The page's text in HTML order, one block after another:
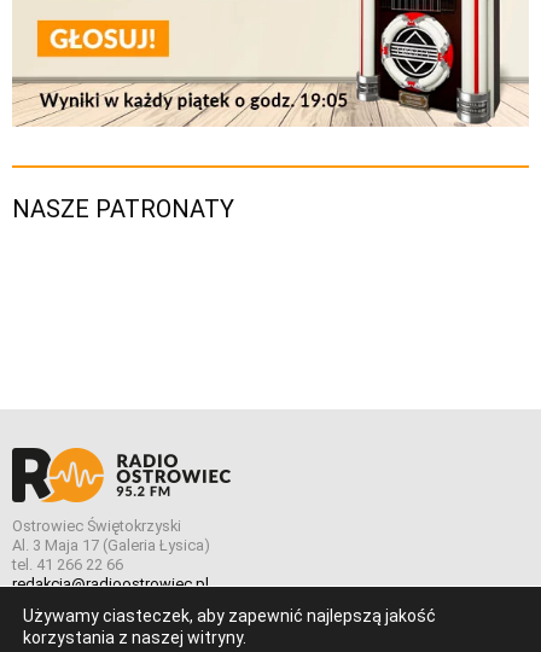
NASZE PATRONATY
Ostrowiec Świętokrzyski
Al. 3 Maja 17 (Galeria Łysica)
tel. 41 266 22 66
redakcja@radioostrowiec.pl
Używamy ciasteczek, aby zapewnić najlepszą jakość
korzystania z naszej witryny.